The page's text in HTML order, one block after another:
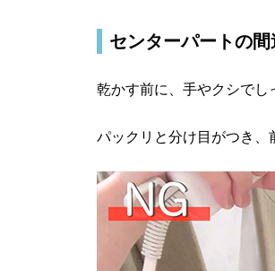
センターパートの
乾かす前に、手やクシでし
パックリと分け目がつき、